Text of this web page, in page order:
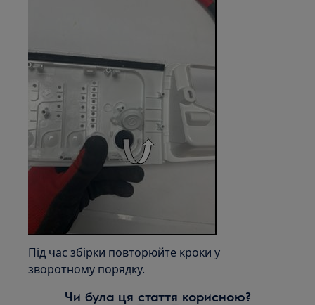
Під час збірки повторюйте кроки у
зворотному порядку.
Чи була ця стаття корисною?